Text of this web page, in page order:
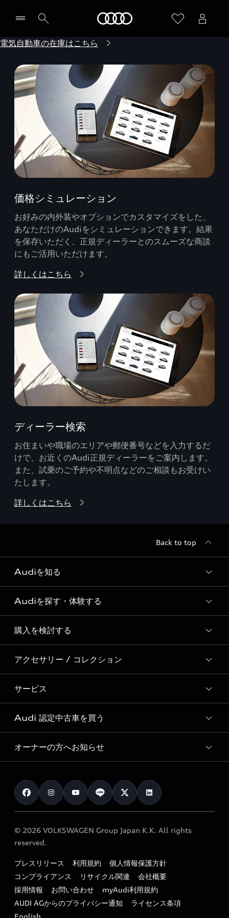
電気自動車の在庫はこちら
価格シミュレーション
お好みの内外装やオプションでカスタマイズをした、
あなただけのAudiをシミュレーションできます。結果
を保存いただく、正規ディーラーとのスムーズな商談
にもご活用いただけます。
詳しくはこちら
ディーラー検索
お住まいや職場のエリアや郵便番号などを入力するだ
けで、お近くのAudi正規ディーラーをご案内します。
また、試乗のご予約や不明点などのご相談もお受けい
たします。
詳しくはこちら
Back to top
Audiを知る
Audi ブランド
Story of Progress
Audi Sport
Formula 1®
デジタルサービス
Audiを探す・体験する
ディーラー検索
新車在庫検索
試乗車・展示車検索
見積り依頼
試乗予約
購入を検討する
モデル一覧
特別仕様モデル / 限定モデル
e-tronラインアップ
価格シミュレーション
車両比較
カタログ一覧
アクセサリー / コレクション
純正アクセサリー
オンラインショップ
Audi collection
アウディナビアプリ
サービス
サービス入庫予約
サービスプログラム
メンテナンス
車検 / 定期点検
e-tronアフターサポート
myAudi
Audi 認定中古車を買う
Audi認定中古車
クオリティ
保証
メンテナンス
ファイナンス
キャンペーン / イベント
買取査定
オーナーの方へお知らせ
お知らせ
オーナー様向けキャンペーン
特定整備適用車一覧
リサイクル法
よくある質問（FAQ）
© 2026 VOLKSWAGEN Group Japan K.K. All rights
reserved.
プレスリリース 利用規約
個人情報保護方針
コンプライアンス
リサイクル関連
会社概要
採用情報
お問い合わせ
myAudi利用規約
AUDI AGからのプライバシー通知
ライセンス条項
English